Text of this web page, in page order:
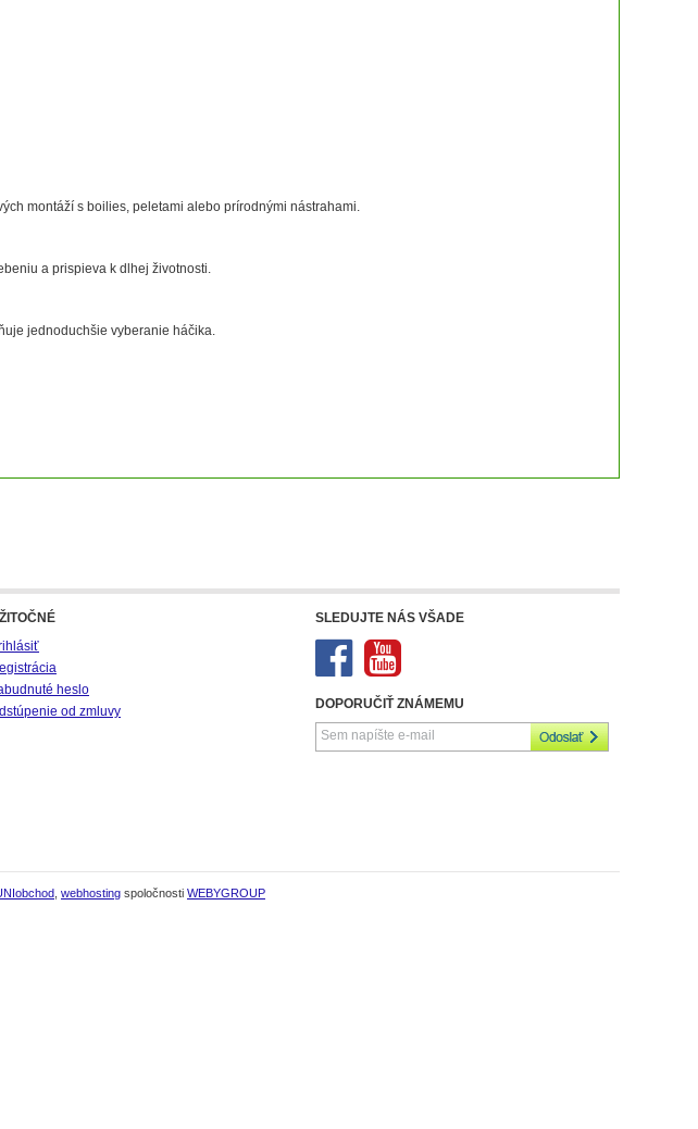
montáží s boilies, peletami alebo prírodnými nástrahami.
a prispieva k dlhej životnosti.
jednoduchšie vyberanie háčika.
heslo
od zmluvy
SLEDUJTE NÁS VŠADE
DOPORUČIŤ ZNÁMEMU
webhosting spoločnosti WEBYGROUP